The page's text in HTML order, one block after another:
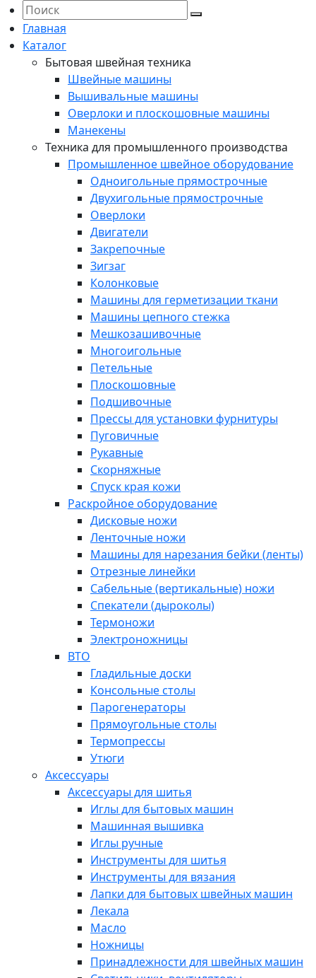
Главная
Каталог
Бытовая швейная техника
Швейные машины
Вышивальные машины
Оверлоки и плоскошовные машины
Манекены
Техника для промышленного производства
Промышленное швейное оборудование
Одноигольные прямострочные
Двухигольные прямострочные
Оверлоки
Двигатели
Закрепочные
Зигзаг
Колонковые
Машины для герметизации ткани
Машины цепного стежка
Мешкозашивочные
Многоигольные
Петельные
Плоскошовные
Подшивочные
Прессы для установки фурнитуры
Пуговичные
Рукавные
Скорняжные
Спуск края кожи
Раскройное оборудование
Дисковые ножи
Ленточные ножи
Машины для нарезания бейки (ленты)
Отрезные линейки
Сабельные (вертикальные) ножи
Спекатели (дыроколы)
Термоножи
Электроножницы
ВТО
Гладильные доски
Консольные столы
Парогенераторы
Прямоугольные столы
Термопрессы
Утюги
Аксессуары
Аксессуары для шитья
Иглы для бытовых машин
Машинная вышивка
Иглы ручные
Инструменты для шитья
Инструменты для вязания
Лапки для бытовых швейных машин
Лекала
Масло
Ножницы
Принадлежности для швейных машин